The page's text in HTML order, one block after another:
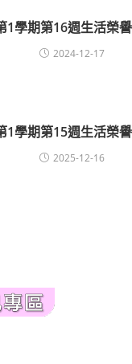
1學期第16週生活榮
2024-12-17
1學期第15週生活榮
2025-12-16